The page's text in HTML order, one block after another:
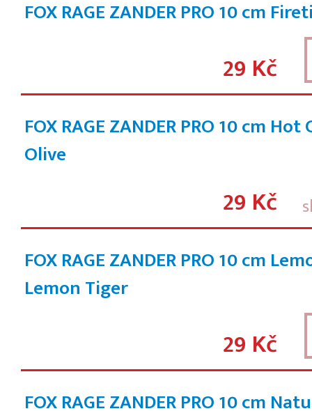
FOX RAGE ZANDER PRO 10 cm
29 Kč
FOX RAGE ZANDER PRO 10 cm Hot
Olive
29 Kč
FOX RAGE ZANDER PRO 10 cm
Lemon Tiger
29 Kč
FOX RAGE ZANDER PRO 10 cm